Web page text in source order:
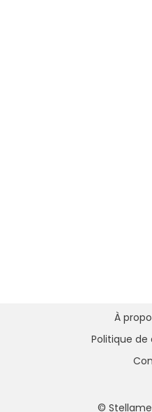
©
À
Politique